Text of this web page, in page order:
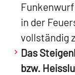
in der
vollständig
Das
bzw.